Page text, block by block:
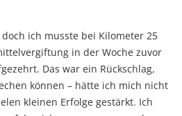
ich musste bei Kilometer 25
in der Woche zuvor
Das war ein Rückschlag,
können – hätte ich mich nicht
kleinen Erfolge gestärkt. Ich